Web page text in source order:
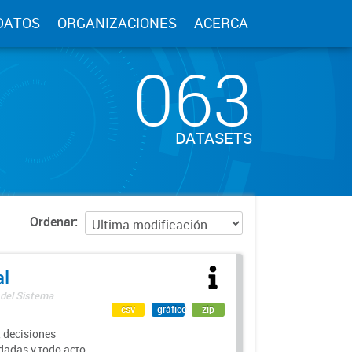
ORGANIZACIONES ACERCA
063
DATASETS
Ordenar
Sistema
csv gráfico zip